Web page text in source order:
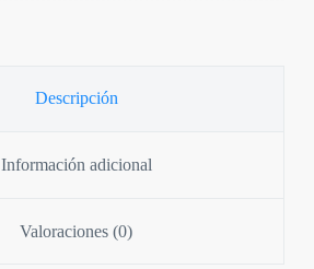
Descripción
Información adicional
Valoraciones (0)